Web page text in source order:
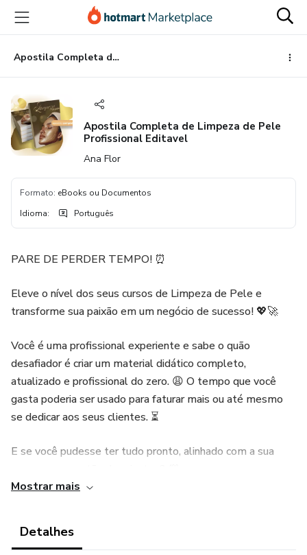
para
conteúdo
principal
para
pagamento
para
rodapé
Apostila Completa de Limpeza de Pele Profissional Editavel
Apostila Completa de Limpeza de Pele
Profissional Editavel
Ana Flor
Formato: eBooks ou Documentos
Idioma: Português
PARE DE PERDER TEMPO! ⏰
Eleve o nível dos seus cursos de Limpeza de Pele e
transforme sua paixão em um negócio de sucesso! 💖🚀
Você é uma profissional experiente e sabe o quão
desafiador é criar um material didático completo,
atualizado e profissional do zero. 😩 O tempo que você
gasta poderia ser usado para faturar mais ou até mesmo
se dedicar aos seus clientes. ⏳
E se você pudesse ter tudo pronto, alinhado com a sua
Nossa apostila de Limpeza de Pele Profissional foi criada
Mostrar mais
Detalhes